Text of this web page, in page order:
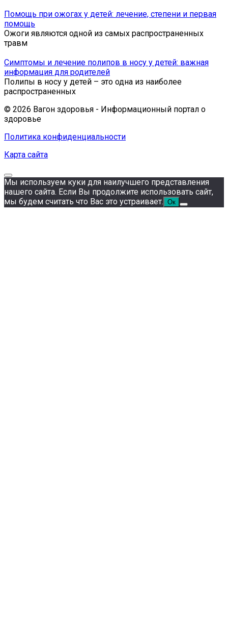
Помощь при ожогах у детей: лечение, степени и первая
помощь
Ожоги являются одной из самых распространенных
травм
Симптомы и лечение полипов в носу у детей: важная
информация для родителей
Полипы в носу у детей – это одна из наиболее
распространенных
© 2026 Вагон здоровья - Информационный портал о
здоровье
Политика конфиденциальности
Карта сайта
Мы используем куки для наилучшего представления
нашего сайта. Если Вы продолжите использовать сайт,
мы будем считать что Вас это устраивает. Ок